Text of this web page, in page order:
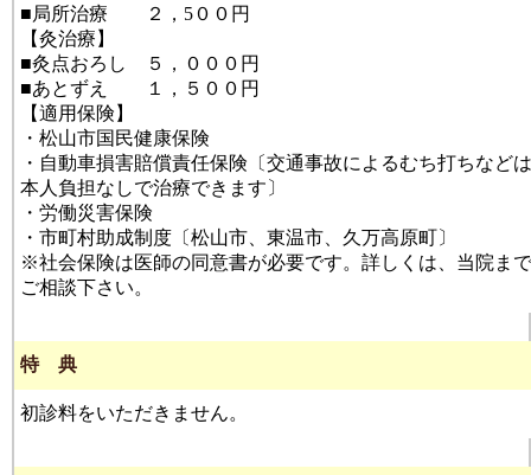
■局所治療 ２，5００円
【灸治療】
■灸点おろし ５，０００円
■あとずえ １，５００円
【適用保険】
・松山市国民健康保険
・自動車損害賠償責任保険〔交通事故によるむち打ちなどは
本人負担なしで治療できます〕
・労働災害保険
・市町村助成制度〔松山市、東温市、久万高原町〕
※社会保険は医師の同意書が必要です。詳しくは、当院まで
ご相談下さい。
特 典
初診料をいただきません。